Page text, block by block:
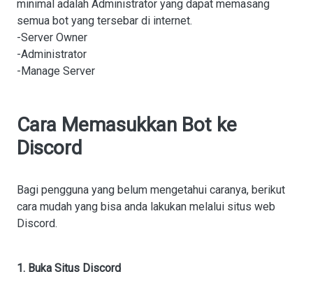
minimal adalah Administrator yang dapat memasang
semua bot yang tersebar di internet.
-Server Owner
-Administrator
-Manage Server
Cara Memasukkan Bot ke
Discord
Bagi pengguna yang belum mengetahui caranya, berikut
cara mudah yang bisa anda lakukan melalui situs web
Discord.
1. Buka Situs Discord